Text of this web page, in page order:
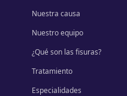
Nuestra causa
Nuestro equipo
¿Qué son las fisuras?
Tratamiento
Especialidades